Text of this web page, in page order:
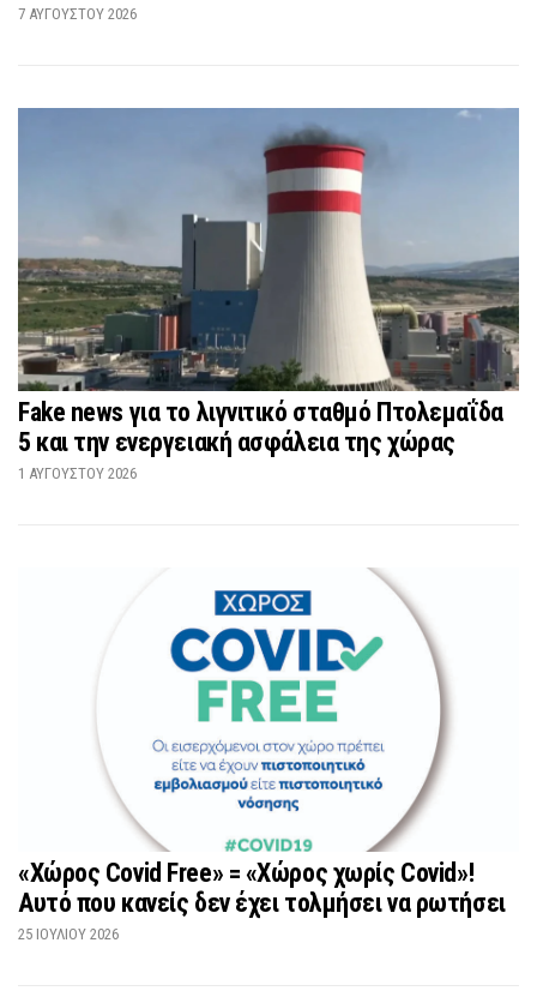
7 ΑΥΓΟΎΣΤΟΥ 2026
Fake news για το λιγνιτικό σταθμό Πτολεμαΐδα
5 και την ενεργειακή ασφάλεια της χώρας
1 ΑΥΓΟΎΣΤΟΥ 2026
«Χώρος Covid Free» = «Χώρος χωρίς Covid»!
Αυτό που κανείς δεν έχει τολμήσει να ρωτήσει
25 ΙΟΥΛΊΟΥ 2026